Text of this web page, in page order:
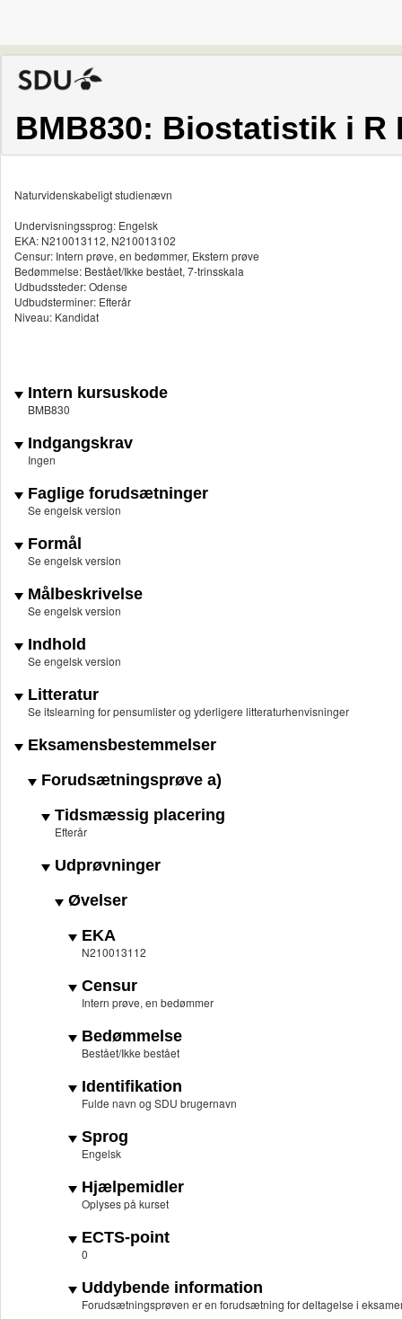
BMB830: Biostatistik i R
Naturvidenskabeligt studienævn
Undervisningssprog: Engelsk
EKA: N210013112, N210013102
Censur: Intern prøve, en bedømmer, Ekstern prøve
Bedømmelse: Bestået/Ikke bestået, 7-trinsskala
Udbudssteder: Odense
Udbudsterminer: Efterår
Niveau: Kandidat
Intern kursuskode
BMB830
Indgangskrav
Ingen
Faglige forudsætninger
Se engelsk version
Formål
Se engelsk version
Målbeskrivelse
Se engelsk version
Indhold
Se engelsk version
Litteratur
Se itslearning for pensumlister og yderligere litteraturhenvisninger
Eksamensbestemmelser
Forudsætningsprøve a)
Tidsmæssig placering
Efterår
Udprøvninger
Øvelser
EKA
N210013112
Censur
Intern prøve, en bedømmer
Bedømmelse
Bestået/Ikke bestået
Identifikation
Fulde navn og SDU brugernavn
Sprog
Engelsk
Hjælpemidler
Oplyses på kurset
ECTS-point
0
Uddybende information
Forudsætningsprøven er en forudsætning for deltagelse i